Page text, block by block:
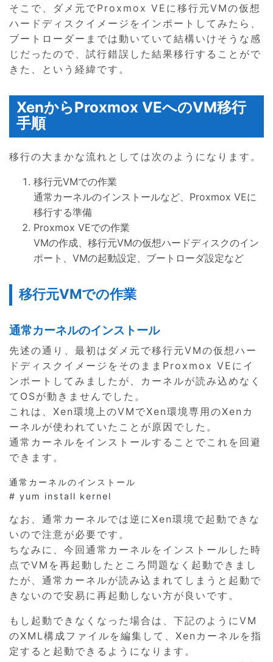
そこで、ダメ元でProxmox VEに移行元VMの仮想
ハードディスクイメージをインポートしてみたら、
ブートローダーまでは動いていて結構いけそうな感
じだったので、試行錯誤した結果移行することがで
きた、という経緯です。
XenからProxmox VEへのVM移行
手順
移行の大まかな流れとしては次のようになります。
移行元VMでの作業
通常カーネルのインストールなど、Proxmox VEに
移行する準備
Proxmox VEでの作業
VMの作成、移行元VMの仮想ハードディスクのイン
ポート、VMの起動設定、ブートローダ設定など
移行元VMでの作業
通常カーネルのインストール
先述の通り、最初はダメ元で移行元VMの仮想ハー
ドディスクイメージをそのままProxmox VEにイ
ンポートしてみましたが、カーネルが読み込めなく
てOSが動きませんでした。
これは、Xen環境上のVMでXen環境専用のXenカ
ーネルが使われていたことが原因でした。
通常カーネルをインストールすることでこれを回避
できます。
通常カーネルのインストール
# yum install kernel
なお、通常カーネルでは逆にXen環境で起動できな
いので注意が必要です。
ちなみに、今回通常カーネルをインストールした時
点でVMを再起動したところ問題なく起動できまし
たが、通常カーネルが読み込まれてしまうと起動で
きないので安易に再起動しない方が良いです。
もし起動できなくなった場合は、下記のようにVM
のXML構成ファイルを編集して、Xenカーネルを指
定すると起動できるようになります。